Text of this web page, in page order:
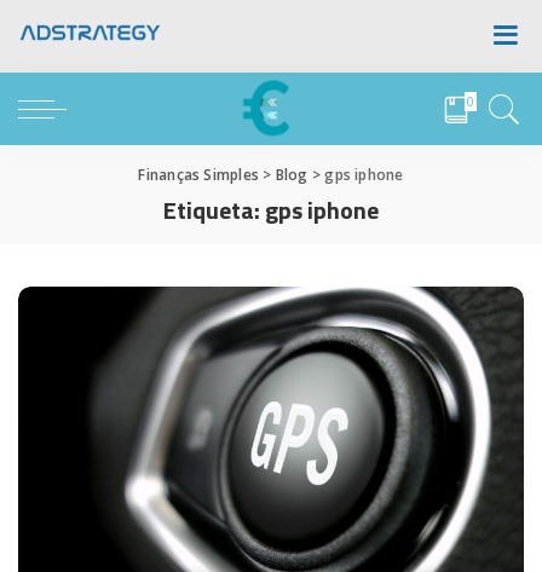
0
Finanças Simples > Blog >gps iphone
Etiqueta:gps iphone